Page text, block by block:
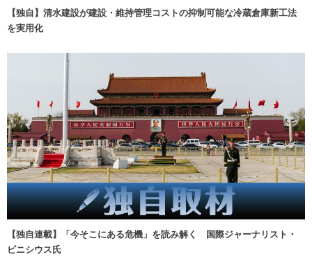
【独自】清水建設が建設・維持管理コストの抑制可能な冷蔵倉庫新工法
を実用化
【独自連載】「今そこにある危機」を読み解く 国際ジャーナリスト・
ビニシウス氏